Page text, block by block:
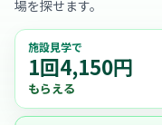
場を探せます。
施設見学で
1回4,150円
もらえる